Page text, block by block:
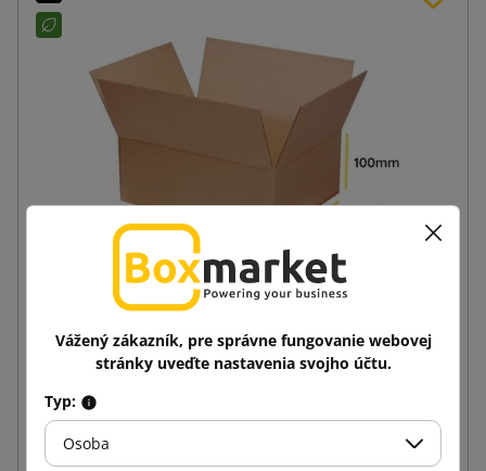
Vložiť do košíka
Vážený zákazník, pre správne fungovanie webovej
stránky uveďte nastavenia svojho účtu.
Typ:
Osoba